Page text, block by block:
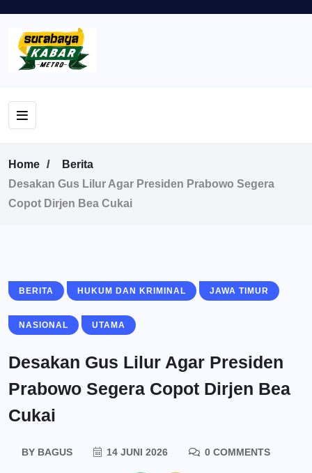
Home
Berita
Desakan Gus Lilur Agar Presiden Prabowo Segera
Copot Dirjen Bea Cukai
BERITA HUKUM DAN KRIMINAL JAWA TIMUR
NASIONAL UTAMA
Desakan Gus Lilur Agar Presiden
Prabowo Segera Copot Dirjen Bea
Cukai
BYBAGUS 14 JUNI 2026 0 COMMENTS